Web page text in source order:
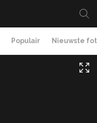
Populair Nieuwste